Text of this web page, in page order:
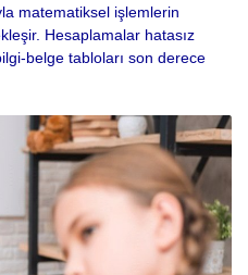
matematiksel işlemlerin
Hesaplamalar hatasız
belge tabloları son derece